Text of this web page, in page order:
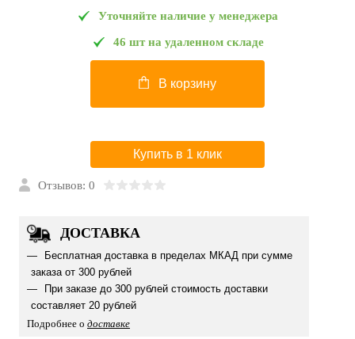
Уточняйте наличие у менеджера
46 шт на удаленном складе
В корзину
Купить в 1 клик
Отзывов: 0
ДОСТАВКА
Бесплатная доставка в пределах МКАД при сумме
заказа от 300 рублей
При заказе до 300 рублей стоимость доставки
составляет 20 рублей
Подробнее о доставке